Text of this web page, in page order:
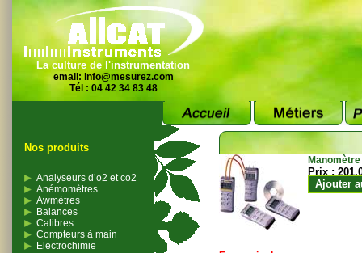
La culture de l'instrumentation
email: info@mesurez.com
Tél : 04 42 34 83 48
Nos produits
Analyseurs d’o2 et co2
Anémomètres
Awmètres
Balances
Calibres
Compteurs à main
Electrochimie
Prix :
Ajouter